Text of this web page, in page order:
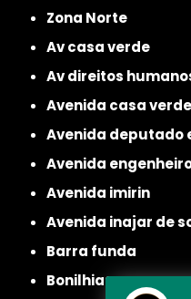
Zona Norte
av casa verde
av direitos
avenida casa verde
avenida deputado
avenida
avenida imirin
avenida inajar de
barra funda
bonilhia